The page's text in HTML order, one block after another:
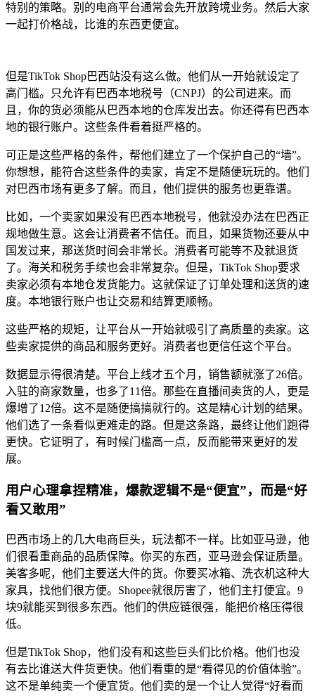
特别的策略。别的电商平台通常会先开放跨境业务。然后大家
一起打价格战，比谁的东西更便宜。
但是TikTok Shop巴西站没有这么做。他们从一开始就设定了
高门槛。只允许有巴西本地税号（CNPJ）的公司进来。而
且，你的货必须能从巴西本地的仓库发出去。你还得有巴西本
地的银行账户。这些条件看着挺严格的。
可正是这些严格的条件，帮他们建立了一个保护自己的“墙”。
你想想，能符合这些条件的卖家，肯定不是随便玩玩的。他们
对巴西市场有更多了解。而且，他们提供的服务也更靠谱。
比如，一个卖家如果没有巴西本地税号，他就没办法在巴西正
规地做生意。这会让消费者不信任。而且，如果货物还要从中
国发过来，那送货时间会非常长。消费者可能等不及就退货
了。海关和税务手续也会非常复杂。但是，TikTok Shop要求
卖家必须有本地仓发货能力。这就保证了订单处理和送货的速
度。本地银行账户也让交易和结算更顺畅。
这些严格的规矩，让平台从一开始就吸引了高质量的卖家。这
些卖家提供的商品和服务更好。消费者也更信任这个平台。
数据显示得很清楚。平台上线才五个月，销售额就涨了26倍。
入驻的商家数量，也多了11倍。那些在直播间卖货的人，更是
爆增了12倍。这不是随便搞搞就行的。这是精心计划的结果。
他们选了一条看似更难走的路。但是这条路，最终让他们跑得
更快。它证明了，有时候门槛高一点，反而能带来更好的发
展。
用户心理拿捏精准，爆款逻辑不是“便宜”，而是“好
看又敢用”
巴西市场上的几大电商巨头，玩法都不一样。比如亚马逊，他
们很看重商品的品质保障。你买的东西，亚马逊会保证质量。
美客多呢，他们主要送大件的货。你要买冰箱、洗衣机这种大
家具，找他们很方便。Shopee就很厉害了，他们主打便宜。9
块9就能买到很多东西。他们的供应链很强，能把价格压得很
低。
但是TikTok Shop，他们没有和这些巨头们比价格。他们也没
有去比谁送大件货更快。他们看重的是“看得见的价值体验”。
这不是单纯卖一个便宜货。他们卖的是一个让人觉得“好看而